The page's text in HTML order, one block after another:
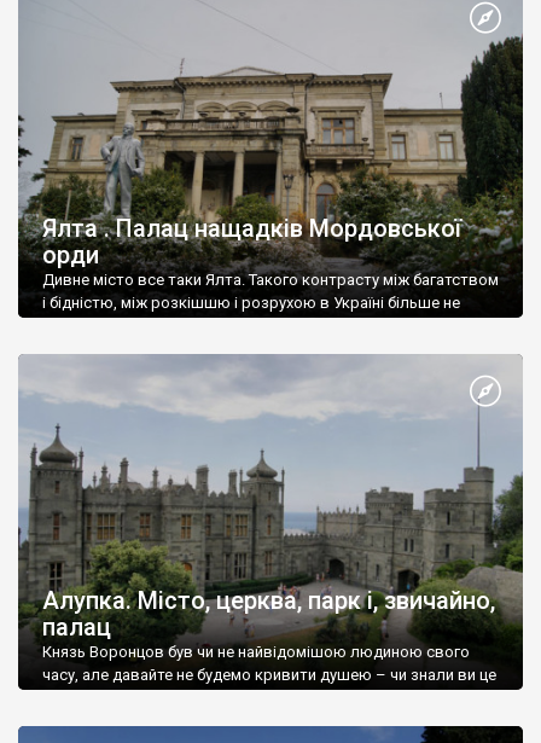
Ялта . Палац нащадків Мордовської
орди
Дивне місто все таки Ялта. Такого контрасту між багатством
і бідністю, між розкішшю і розрухою в Україні більше не
Алупка. Місто, церква, парк і, звичайно,
палац
Князь Воронцов був чи не найвідомішою людиною свого
часу, але давайте не будемо кривити душею – чи знали ви це